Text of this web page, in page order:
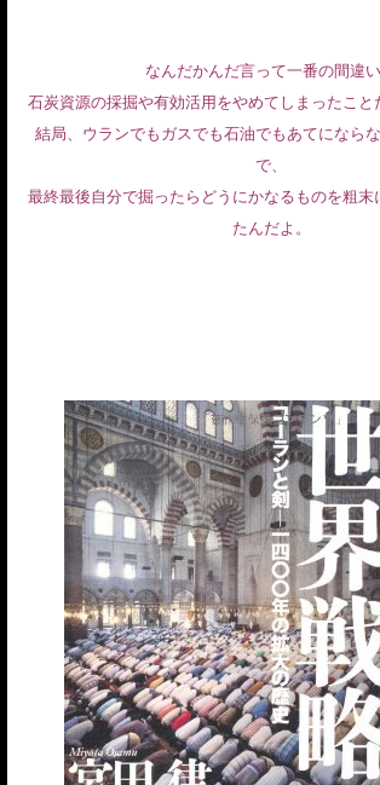
なんだかんだ言って一番の間違
石炭資源の採掘や有効活用をやめてしまったこと
結局、ウランでもガスでも石油でもあてになら
で、
最終最後自分で掘ったらどうにかなるものを粗末
たんだよ。